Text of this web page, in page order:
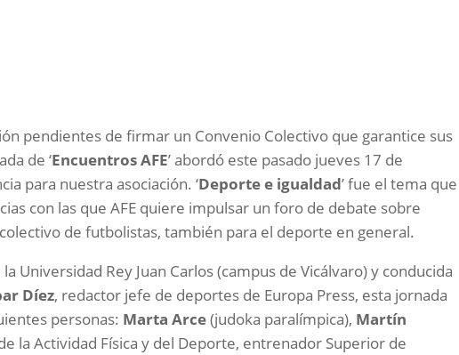
pendientes de firmar un Convenio Colectivo que garantice sus
de ‘Encuentros AFE’ abordó este pasado jueves 17 de
para nuestra asociación. ‘Deporte e igualdad’ fue el tema que
con las que AFE quiere impulsar un foro de debate sobre
de futbolistas, también para el deporte en general.
Universidad Rey Juan Carlos (campus de Vicálvaro) y conducida
Díez, redactor jefe de deportes de Europa Press, esta jornada
personas: Marta Arce(judoka paralímpica), Martín
la Actividad Física y del Deporte, entrenador Superior de